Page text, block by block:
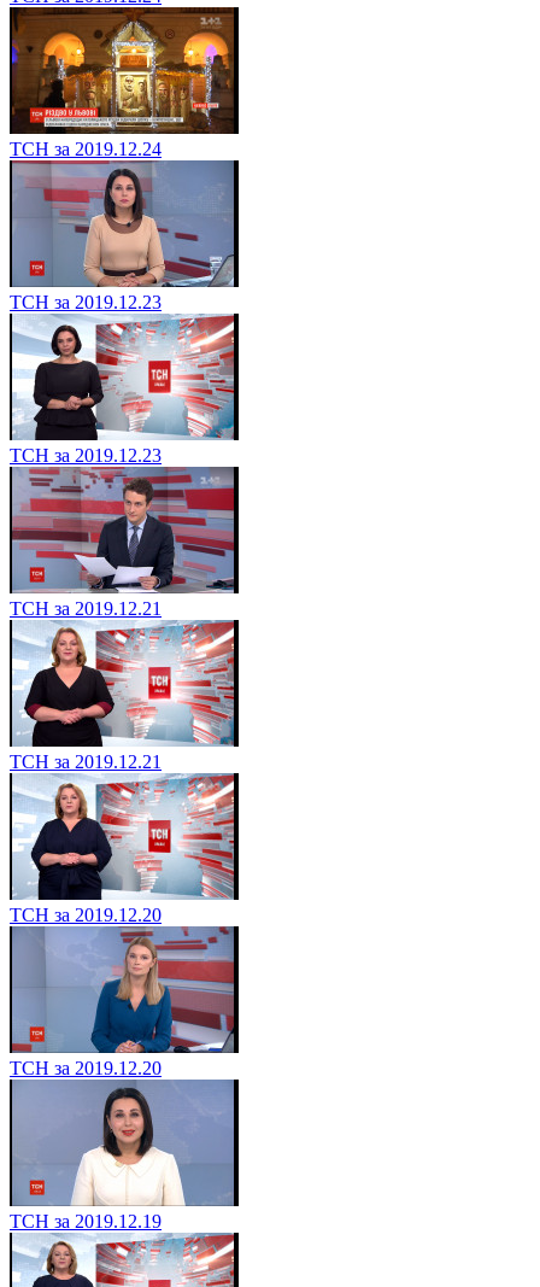
ТСН за 2019.12.24
ТСН за 2019.12.23
ТСН за 2019.12.23
ТСН за 2019.12.21
ТСН за 2019.12.21
ТСН за 2019.12.20
ТСН за 2019.12.20
ТСН за 2019.12.19